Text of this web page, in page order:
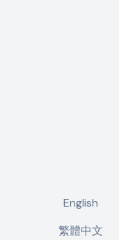
English
繁體中文